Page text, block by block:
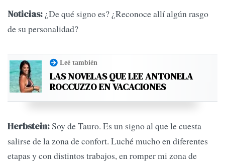
Noticias: ¿De qué signo es? ¿Reconoce allí algún rasgo
de su personalidad?
Leé también
LAS NOVELAS QUE LEE ANTONELA
ROCCUZZO EN VACACIONES
Herbstein:Soy de Tauro. Es un signo al que le cuesta
salirse de la zona de confort. Luché mucho en diferentes
etapas y con distintos trabajos, en romper mi zona de